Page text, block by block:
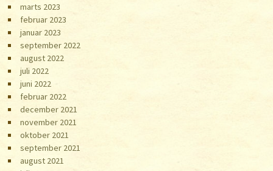
marts 2023
februar 2023
januar 2023
september 2022
august 2022
juli 2022
juni 2022
februar 2022
december 2021
november 2021
oktober 2021
september 2021
august 2021